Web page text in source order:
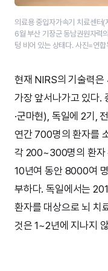
의료용 중입자가속기 치료센
6월 부산 기장군 동남권원자력
텅 비어 있는 상태다. 사진=연합
현재 NIRS의 기술력은
가장 앞서나가고 있다.
·군마현), 독일에 2기,
연간 700명의 환자를
각 200~300명의 환자
10년여 동안 8000여
부하다. 독일에서는
환자를 대상으로 뇌 치
것은 1~2년에 지나지